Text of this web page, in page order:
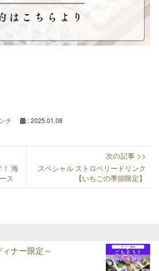
チ : 2025.01.08
！ 海
ス
次の記事 >>
Next
スペシャル ストロベリードリンク
【いちごの季節限定】
ナー限定～